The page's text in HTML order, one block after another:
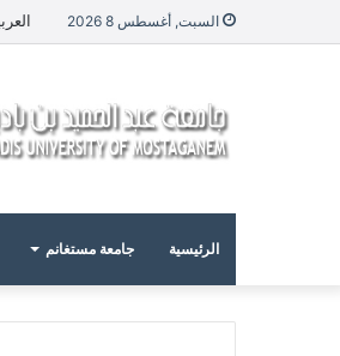
السبت, أغسطس 8 2026
الرئيسية جامعة مستغانم